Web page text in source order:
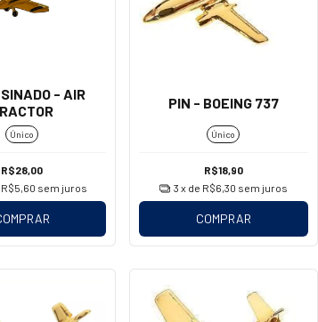
- AIR
Único
R$28,00
R$5,60 sem juros
PIN - BOEING 737
Único
R$18,90
3 x de R$6,30 sem juros
COMPRAR